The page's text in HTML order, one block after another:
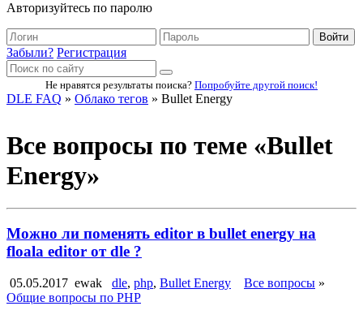
Авторизуйтесь по паролю
Войти
Забыли? Регистрация
Не нравятся результаты поиска? Попробуйте другой поиск!
DLE FAQ » Облако тегов » Bullet Energy
Все вопросы по теме «Bullet
Energy»
Можно ли поменять editor в bullet energy на
floala editor от dle ?
05.05.2017 ewak dle, php, Bullet Energy Все вопросы »
Общие вопросы по PHP